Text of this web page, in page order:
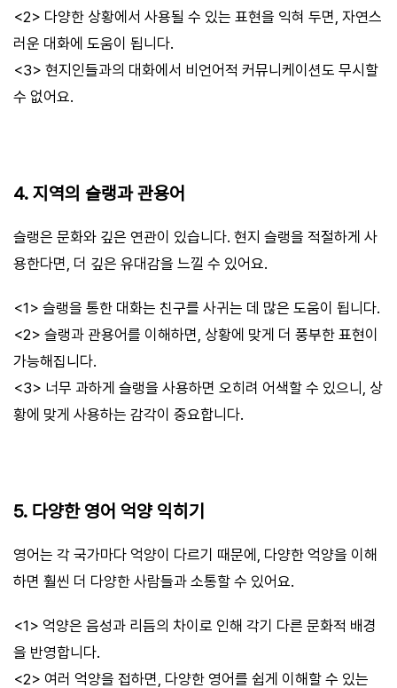
<2> 다양한 상황에서 사용될 수 있는 표현을 익혀 두면, 자연스
러운 대화에 도움이 됩니다.
<3> 현지인들과의 대화에서 비언어적 커뮤니케이션도 무시할
수 없어요.
4. 지역의 슬랭과 관용어
슬랭은 문화와 깊은 연관이 있습니다. 현지 슬랭을 적절하게 사
용한다면, 더 깊은 유대감을 느낄 수 있어요.
<1> 슬랭을 통한 대화는 친구를 사귀는 데 많은 도움이 됩니다.
<2> 슬랭과 관용어를 이해하면, 상황에 맞게 더 풍부한 표현이
가능해집니다.
<3> 너무 과하게 슬랭을 사용하면 오히려 어색할 수 있으니, 상
황에 맞게 사용하는 감각이 중요합니다.
5. 다양한 영어 억양 익히기
영어는 각 국가마다 억양이 다르기 때문에, 다양한 억양을 이해
하면 훨씬 더 다양한 사람들과 소통할 수 있어요.
<1> 억양은 음성과 리듬의 차이로 인해 각기 다른 문화적 배경
을 반영합니다.
<2> 여러 억양을 접하면, 다양한 영어를 쉽게 이해할 수 있는